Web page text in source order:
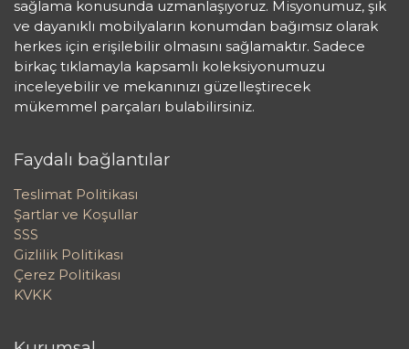
sağlama konusunda uzmanlaşıyoruz. Misyonumuz, şık
ve dayanıklı mobilyaların konumdan bağımsız olarak
herkes için erişilebilir olmasını sağlamaktır. Sadece
birkaç tıklamayla kapsamlı koleksiyonumuzu
inceleyebilir ve mekanınızı güzelleştirecek
mükemmel parçaları bulabilirsiniz.
Faydalı bağlantılar
Teslimat Politikası
Şartlar ve Koşullar
SSS
Gizlilik Politikası
Çerez Politikası
KVKK